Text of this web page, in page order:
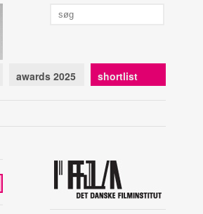
awards 2025 shortlist